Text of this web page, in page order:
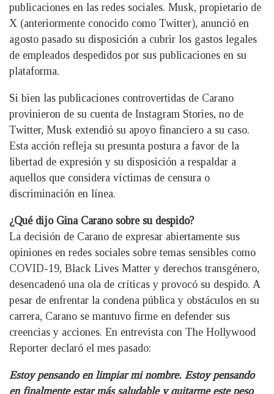
publicaciones en las redes sociales. Musk, propietario de
X (anteriormente conocido como Twitter), anunció en
agosto pasado su disposición a cubrir los gastos legales
de empleados despedidos por sus publicaciones en su
plataforma.
Si bien las publicaciones controvertidas de Carano
provinieron de su cuenta de Instagram Stories, no de
Twitter, Musk extendió su apoyo financiero a su caso.
Esta acción refleja su presunta postura a favor de la
libertad de expresión y su disposición a respaldar a
aquellos que considera víctimas de censura o
discriminación en línea.
¿Qué dijo Gina Carano sobre su despido?
La decisión de Carano de expresar abiertamente sus
opiniones en redes sociales sobre temas sensibles como
COVID-19, Black Lives Matter y derechos transgénero,
desencadenó una ola de críticas y provocó su despido. A
pesar de enfrentar la condena pública y obstáculos en su
carrera, Carano se mantuvo firme en defender sus
creencias y acciones. En entrevista con The Hollywood
Reporter declaró el mes pasado:
Estoy pensando en limpiar mi nombre. Estoy pensando
en finalmente estar más saludable y quitarme este peso